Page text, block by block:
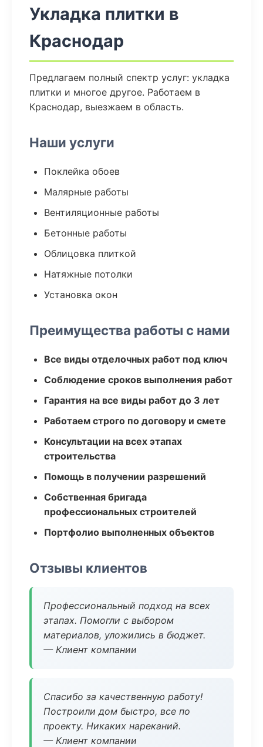
Укладка плитки в
Краснодар
Предлагаем полный спектр услуг: укладка
плитки и многое другое. Работаем в
Краснодар, выезжаем в область.
Наши услуги
Поклейка обоев
Малярные работы
Вентиляционные работы
Бетонные работы
Облицовка плиткой
Натяжные потолки
Установка окон
Преимущества работы с нами
Все виды отделочных работ под ключ
Соблюдение сроков выполнения работ
Гарантия на все виды работ до 3 лет
Работаем строго по договору и смете
Консультации на всех этапах
строительства
Помощь в получении разрешений
Собственная бригада
профессиональных строителей
Портфолио выполненных объектов
Отзывы клиентов
Профессиональный подход на всех
этапах. Помогли с выбором
материалов, уложились в бюджет.
— Клиент компании
Спасибо за качественную работу!
Построили дом быстро, все по
проекту. Никаких нареканий.
— Клиент компании